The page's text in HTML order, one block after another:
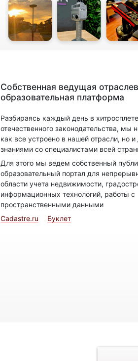
Собственная ведущая
образовательная платформа
Разбираясь каждый день в
отечественного законодательства, мы
как все устроено в нашей отрасли, но
знаниями со специалистами всей
Для этого мы ведем собственный
образовательный портал для
области учета недвижимости,
информационных технологий, работы с
пространственными данными
Cadastre.ru
Буклет